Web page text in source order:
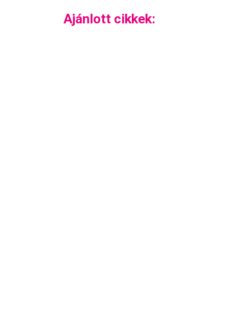
Ajánlott cikkek: